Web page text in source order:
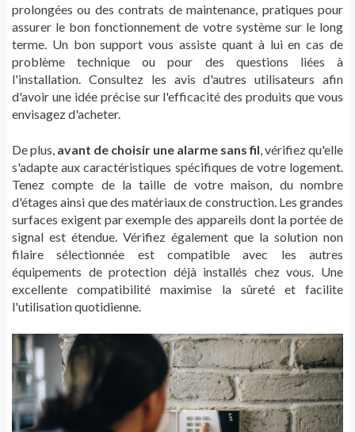
prolongées ou des contrats de maintenance, pratiques pour
assurer le bon fonctionnement de votre système sur le long
terme. Un bon support vous assiste quant à lui en cas de
problème technique ou pour des questions liées à
l'installation. Consultez les avis d'autres utilisateurs afin
d'avoir une idée précise sur l'efficacité des produits que vous
envisagez d'acheter.
De plus, avant de choisir une alarme sans fil , vérifiez qu'elle
s'adapte aux caractéristiques spécifiques de votre logement.
Tenez compte de la taille de votre maison, du nombre
d'étages ainsi que des matériaux de construction. Les grandes
surfaces exigent par exemple des appareils dont la portée de
signal est étendue. Vérifiez également que la solution non
filaire sélectionnée est compatible avec les autres
équipements de protection déjà installés chez vous. Une
excellente compatibilité maximise la sûreté et facilite
l'utilisation quotidienne.